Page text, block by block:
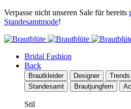
Verpasse nicht unseren Sale für bereits
Standesamtmode!
Bridal Fashion
Back
Brautkleider Designer
Standesamt
Brautjungfern
Stil